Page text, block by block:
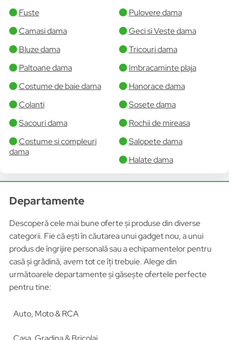
Fuste
Pulovere dama
Camasi dama
Geci si Veste dama
Bluze dama
Tricouri dama
Paltoane dama
Imbracaminte plaja
Costume de baie dama
Hanorace dama
Colanti
Sosete dama
Sacouri dama
Rochii de mireasa
Costume si compleuri
dama
Salopete dama
Halate dama
Departamente
Descoperă cele mai bune oferte și produse din diverse
categorii. Fie că ești în căutarea unui gadget nou, a unui
produs de îngrijire personală sau a echipamentelor pentru
casă și grădină, avem tot ce îți trebuie. Alege din
următoarele departamente și găsește ofertele perfecte
pentru tine:
Auto, Moto & RCA